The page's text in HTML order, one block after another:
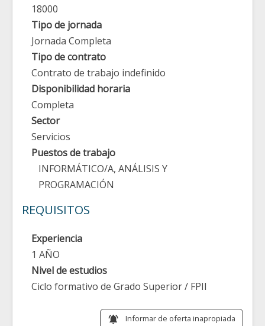
18000
Tipo de jornada
Jornada Completa
Tipo de contrato
Contrato de trabajo indefinido
Disponibilidad horaria
Completa
Sector
Servicios
Puestos de trabajo
INFORMÁTICO/A, ANÁLISIS Y
PROGRAMACIÓN
REQUISITOS
Experiencia
1 AÑO
Nivel de estudios
Ciclo formativo de Grado Superior / FPII
notifications_active Informar de oferta inapropiada